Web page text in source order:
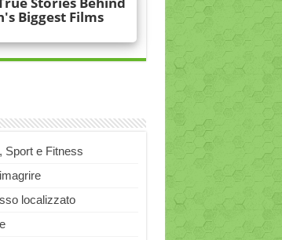
Sport e Fitness
localizzato